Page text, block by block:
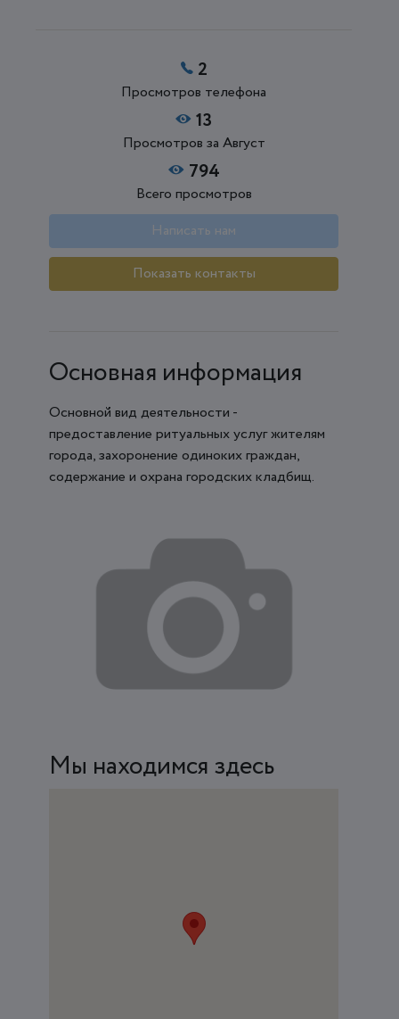
2
Просмотров телефона
13
Просмотров за Август
794
Всего просмотров
Написать нам
Показать контакты
Основная информация
Основной вид деятельности -
предоставление ритуальных услуг жителям
города, захоронение одиноких граждан,
содержание и охрана городских кладбищ.
Мы находимся здесь